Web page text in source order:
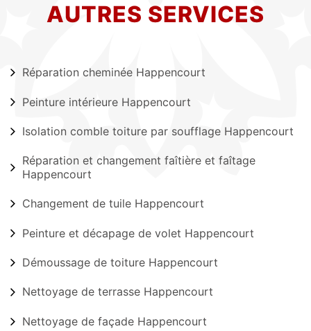
AUTRES SERVICES
Réparation cheminée Happencourt
Peinture intérieure Happencourt
Isolation comble toiture par soufflage Happencourt
Réparation et changement faîtière et faîtage
Happencourt
Changement de tuile Happencourt
Peinture et décapage de volet Happencourt
Démoussage de toiture Happencourt
Nettoyage de terrasse Happencourt
Nettoyage de façade Happencourt